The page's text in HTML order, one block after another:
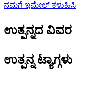
ನಮಗೆ ಇಮೇಲ್ ಕಳುಹಿಸಿ
ಉತ್ಪನ್ನದ ವಿವರ
ಉತ್ಪನ್ನ ಟ್ಯಾಗ್ಗಳು